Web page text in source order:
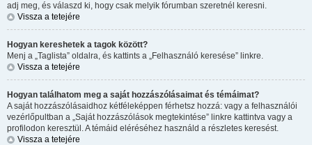
adj meg, és válaszd ki, hogy csak melyik fórumban szeretnél keresni.
Vissza a tetejére
Hogyan kereshetek a tagok között?
Menj a „Taglista” oldalra, és kattints a „Felhasználó keresése” linkre.
Vissza a tetejére
Hogyan találhatom meg a saját hozzászólásaimat és témáimat?
A saját hozzászólásaidhoz kétféleképpen férhetsz hozzá: vagy a felhasználói
vezérlőpultban a „Saját hozzászólások megtekintése” linkre kattintva vagy a
profilodon keresztül. A témáid eléréséhez használd a részletes keresést.
Vissza a tetejére